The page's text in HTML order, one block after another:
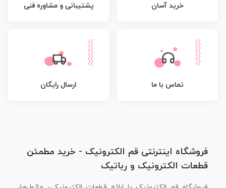
خرید آسان پشتیبانی و مشاوره فنی
تماس با ما ارسال رایگان
فروشگاه اینترنتی قم الکترونیک - خرید مطمئن
قطعات الکترونیک و رباتیک